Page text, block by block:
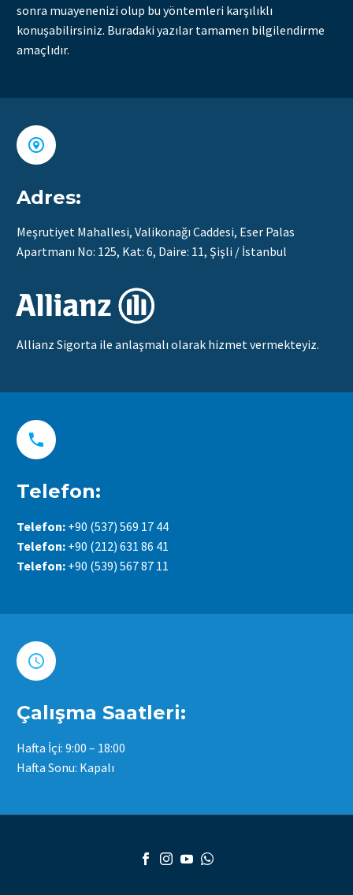
sonra muayenenizi olup bu yöntemleri karşılıklı
konuşabilirsiniz. Buradaki yazılar tamamen bilgilendirme
amaçlıdır.


Adres:
Meşrutiyet Mahallesi, Valikonağı Caddesi, Eser Palas
Apartmanı No: 125, Kat: 6, Daire: 11, Şişli / İstanbul
Allianz Sigorta ile anlaşmalı olarak hizmet vermekteyiz.


Telefon:
Telefon: +90 (537) 569 17 44
Telefon: +90 (212) 631 86 41
Telefon: +90 (539) 567 87 11


Çalışma Saatleri:
Hafta İçi: 9:00 – 18:00
Hafta Sonu: Kapalı